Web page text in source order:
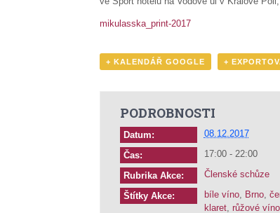
mikulasska_print-2017
+ KALENDÁŘ GOOGLE +
PODROBNOSTI
Datum: 08.12.2017
Čas: 17:00 - 22:00
Rubrika Akce: Členské schůze
Štítky Akce: bíle víno, Brno,
klaret, růžové víno